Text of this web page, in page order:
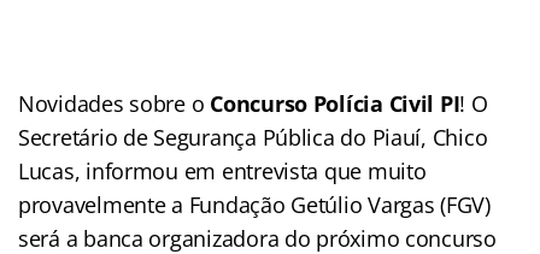
Novidades sobre o Concurso Polícia Civil PI! O
Secretário de Segurança Pública do Piauí, Chico
Lucas, informou em entrevista que muito
provavelmente a Fundação Getúlio Vargas (FGV)
será a banca organizadora do próximo concurso